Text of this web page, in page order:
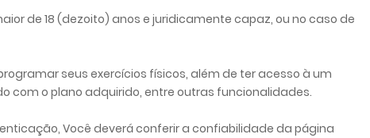
de 18 (dezoito) anos e juridicamente capaz, ou no caso de
programar seus exercícios físicos, além de ter acesso à um
com o plano adquirido, entre outras funcionalidades.
Você deverá conferir a confiabilidade da página